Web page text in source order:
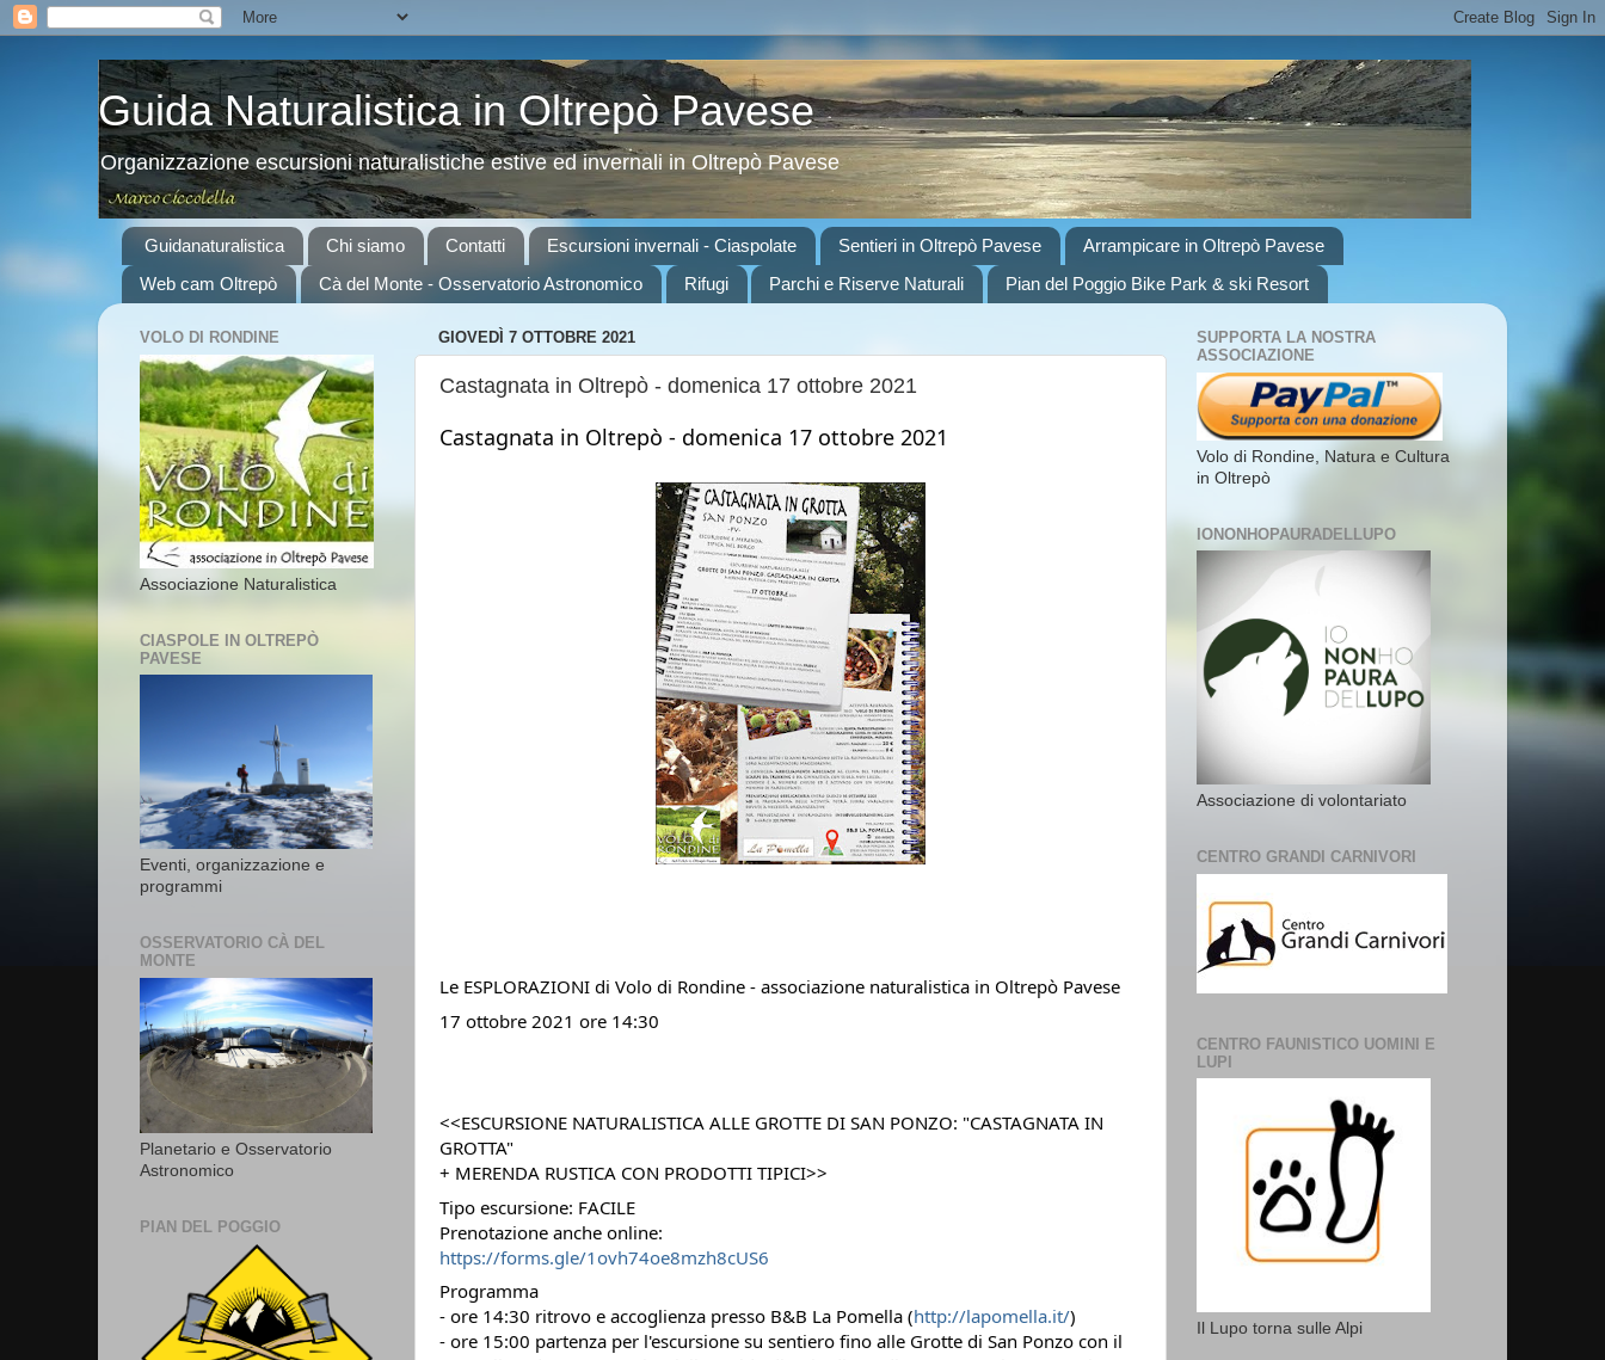
Guida Naturalistica in Oltrepò Pavese
Organizzazione escursioni naturalistiche estive ed invernali in Oltrepò Pavese
Guidanaturalistica Chi siamo Contatti Escursioni invernali - Ciaspolate Sentieri in Oltrepò Pavese
Arrampicare in Oltrepò Pavese
Web cam Oltrepò
Cà del Monte - Osservatorio Astronomico Rifugi Parchi e Riserve Naturali Pian del Poggio Bike Park & ski Resort
GIOVEDÌ 7 OTTOBRE 2021
Castagnata in Oltrepò - domenica 17 ottobre 2021
Castagnata in Oltrepò - domenica 17 ottobre 2021
Le ESPLORAZIONI di Volo di Rondine - associazione naturalistica in Oltrepò Pavese
17 ottobre 2021 ore 14:30
<<ESCURSIONE NATURALISTICA ALLE GROTTE DI SAN PONZO: "CASTAGNATA IN
GROTTA"
+ MERENDA RUSTICA CON PRODOTTI TIPICI>>
Tipo escursione: FACILE
Prenotazione anche online:
https://forms.gle/1ovh74oe8mzh8cUS6
Programma
- ore 14:30 ritrovo e accoglienza presso B&B La Pomella (http://lapomella.it/)
- ore 15:00 partenza per l'escursione su sentiero fino alle Grotte di San Ponzo con il
VOLO DI RONDINE
Associazione Naturalistica
CIASPOLE IN OLTREPÒ
PAVESE
Eventi, organizzazione e
programmi
OSSERVATORIO CÀ DEL
MONTE
Planetario e Osservatorio
Astronomico
PIAN DEL POGGIO
SUPPORTA LA NOSTRA
ASSOCIAZIONE
Volo di Rondine, Natura e Cultura
in Oltrepò
IONONHOPAURADELLUPO
Associazione di volontariato
CENTRO GRANDI CARNIVORI
CENTRO FAUNISTICO UOMINI E
LUPI
Il Lupo torna sulle Alpi